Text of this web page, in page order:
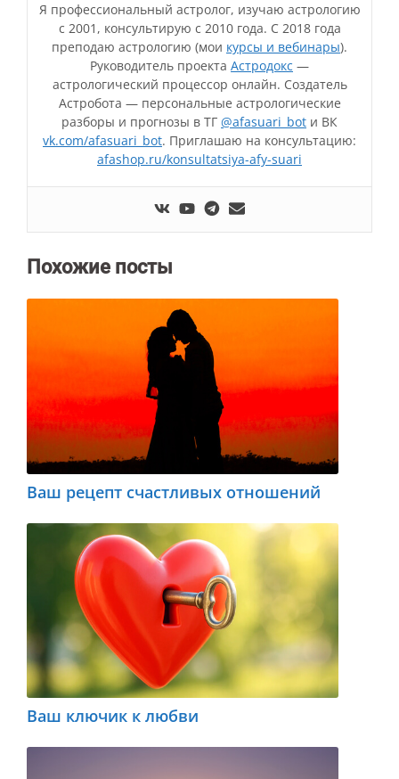
Я профессиональный астролог, изучаю астрологию
с 2001, консультирую с 2010 года. С 2018 года
преподаю астрологию (мои курсы и вебинары).
Руководитель проекта Астродокс —
астрологический процессор онлайн. Создатель
Астробота — персональные астрологические
разборы и прогнозы в ТГ @afasuari_bot и ВК
vk.com/afasuari_bot. Приглашаю на консультацию:
afashop.ru/konsultatsiya-afy-suari
Похожие посты
Ваш рецепт счастливых отношений
Ваш ключик к любви